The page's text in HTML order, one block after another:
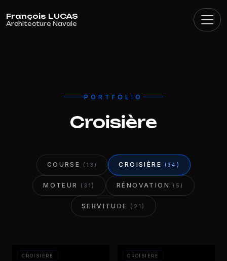
PORTFOLIO
Croisière
COURSE (13) CROISIÈRE (34)
MOTEUR (31) RÉNOVATION (5)
SERVITUDE (21)
CROISIÈRE CROISIÈRE